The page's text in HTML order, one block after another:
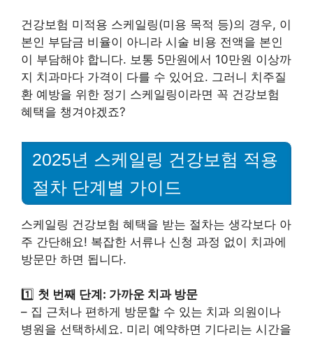
건강보험 미적용 스케일링(미용 목적 등)의 경우, 이
본인 부담금 비율이 아니라 시술 비용 전액을 본인
이 부담해야 합니다. 보통 5만원에서 10만원 이상까
지 치과마다 가격이 다를 수 있어요. 그러니 치주질
환 예방을 위한 정기 스케일링이라면 꼭 건강보험
혜택을 챙겨야겠죠?
2025년 스케일링 건강보험 적용
절차 단계별 가이드
스케일링 건강보험 혜택을 받는 절차는 생각보다 아
주 간단해요! 복잡한 서류나 신청 과정 없이 치과에
방문만 하면 됩니다.
1️⃣ 첫 번째 단계: 가까운 치과 방문
– 집 근처나 편하게 방문할 수 있는 치과 의원이나
병원을 선택하세요. 미리 예약하면 기다리는 시간을